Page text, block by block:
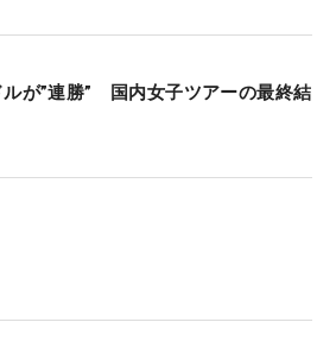
ルが”連勝” 国内女子ツアーの最終結